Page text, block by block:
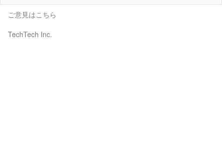
ご意見はこちら
TechTech Inc.